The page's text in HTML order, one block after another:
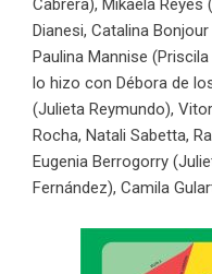
Cabrera), Mikaela Reyes
Dianesi, Catalina
Paulina Mannise
lo hizo con Débora de
(Julieta Reymundo),
Rocha, Natali Sabetta,
Eugenia Berrogorry
Fernández), Camila